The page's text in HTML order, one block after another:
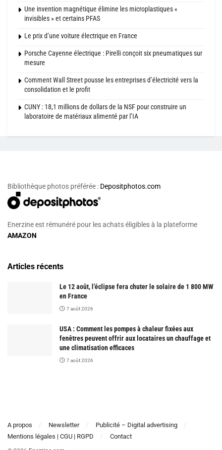
Une invention magnétique élimine les microplastiques «
invisibles » et certains PFAS
Le prix d’une voiture électrique en France
Porsche Cayenne électrique : Pirelli conçoit six pneumatiques sur
mesure
Comment Wall Street pousse les entreprises d’électricité vers la
consolidation et le profit
CUNY : 18,1 millions de dollars de la NSF pour construire un
laboratoire de matériaux alimenté par l’IA
Bibliothèque photos préférée : Depositphotos.com
Enerzine est rémunéré pour les achats éligibles à la plateforme
AMAZON
Articles récents
Le 12 août, l’éclipse fera chuter le solaire de 1 800 MW
en France
7 août 2026
USA : Comment les pompes à chaleur fixées aux
fenêtres peuvent offrir aux locataires un chauffage et
une climatisation efficaces
7 août 2026
A propos Newsletter
Publicité – Digital advertising
Mentions légales | CGU | RGPD
Contact